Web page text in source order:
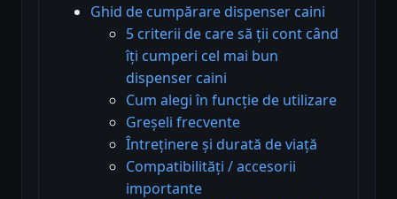
Ghid de cumpărare dispenser caini
5 criterii de care să ții cont când
îți cumperi cel mai bun
dispenser caini
Cum alegi în funcție de utilizare
Greșeli frecvente
Întreținere și durată de viață
Compatibilități / accesorii
importante